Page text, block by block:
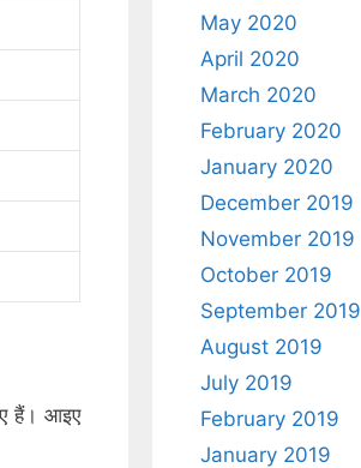
हैं। आइए
May 2020
April 2020
March 2020
February 2020
January 2020
December 2019
November 2019
October 2019
September 2019
August 2019
July 2019
February 2019
January 2019